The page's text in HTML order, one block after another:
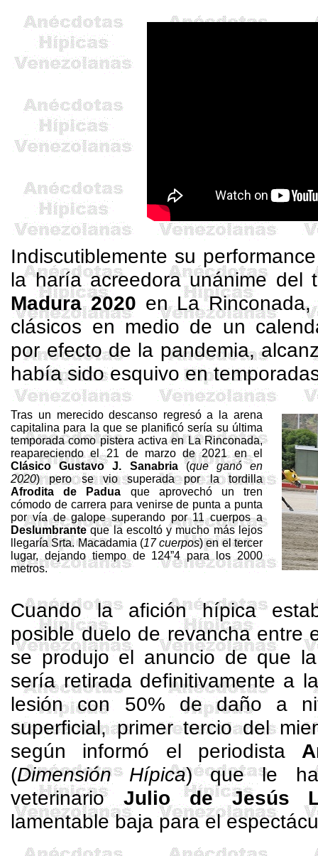
Indiscutiblemente su
la haría acreedora unánime del
Madura 2020 en La
clásicos en medio de un
por efecto de la pandemia,
había sido esquivo en
Tras un merecido descanso regresó a la arena
capitalina para la que se planificó sería su última
temporada como pistera activa en La Rinconada,
reapareciendo el 21 de marzo de 2021 en el
Clásico Gustavo J. Sanabria(que ganó en
2020) pero se vio superada por la tordilla
Afrodita de Paduaque aprovechó un tren
cómodo de carrera para venirse de punta a punta
por vía de galope superando por 11 cuerpos a
Deslumbranteque la escoltó y mucho más lejos
llegaría Srta.Macadamia (17 cuerpos) en el tercer
lugar, dejando tiempo de 124”4 para los 2000
metros.
Cuando la afición hípica
posible duelo de revancha entre
se produjo el anuncio de que
sería retirada definitivamente a
lesión con 50% de daño a
superficial, primer tercio del
según informó el periodista
(Dimensión Hípica) que le
veterinario Julio de Jesús
lamentable baja para el